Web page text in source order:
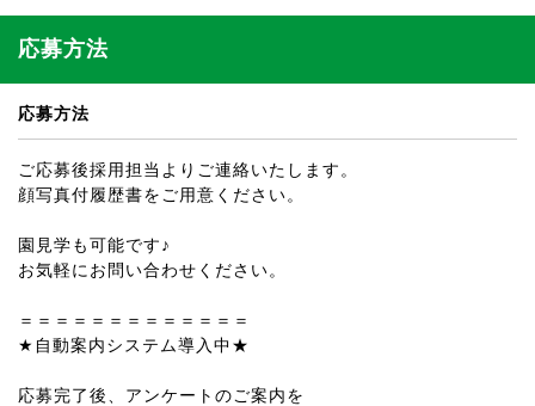
応募方法
応募方法
ご応募後採用担当よりご連絡いたします。
顔写真付履歴書をご用意ください。
園見学も可能です♪
お気軽にお問い合わせください。
＝＝＝＝＝＝＝＝＝＝＝＝＝
★自動案内システム導入中★
応募完了後、アンケートのご案内を